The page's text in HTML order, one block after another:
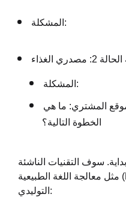
المشكلة:
مصدري الغذاء
المشكلة:
المشتري: ما هي
الخطوة التالية؟
سوف التقنيات الناشئة
مثل معالجة اللغة الطبيعية (NLP) والذكاء الاصطناعي
التوليدي: